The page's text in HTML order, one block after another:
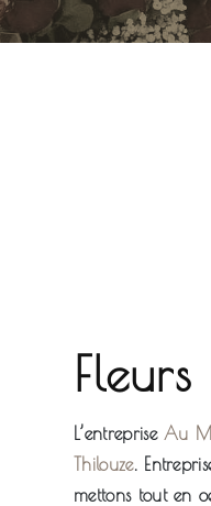
L’entreprise Au
Thilouze.
mettons tout en